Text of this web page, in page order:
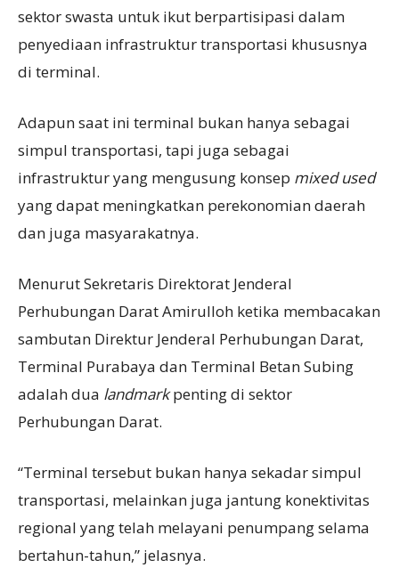
sektor swasta untuk ikut berpartisipasi dalam
penyediaan infrastruktur transportasi khususnya
di terminal.
Adapun saat ini terminal bukan hanya sebagai
simpul transportasi, tapi juga sebagai
infrastruktur yang mengusung konsep mixed used
yang dapat meningkatkan perekonomian daerah
dan juga masyarakatnya.
Menurut Sekretaris Direktorat Jenderal
Perhubungan Darat Amirulloh ketika membacakan
sambutan Direktur Jenderal Perhubungan Darat,
Terminal Purabaya dan Terminal Betan Subing
adalah dua landmarkpenting di sektor
Perhubungan Darat.
“Terminal tersebut bukan hanya sekadar simpul
transportasi, melainkan juga jantung konektivitas
regional yang telah melayani penumpang selama
bertahun-tahun,” jelasnya.